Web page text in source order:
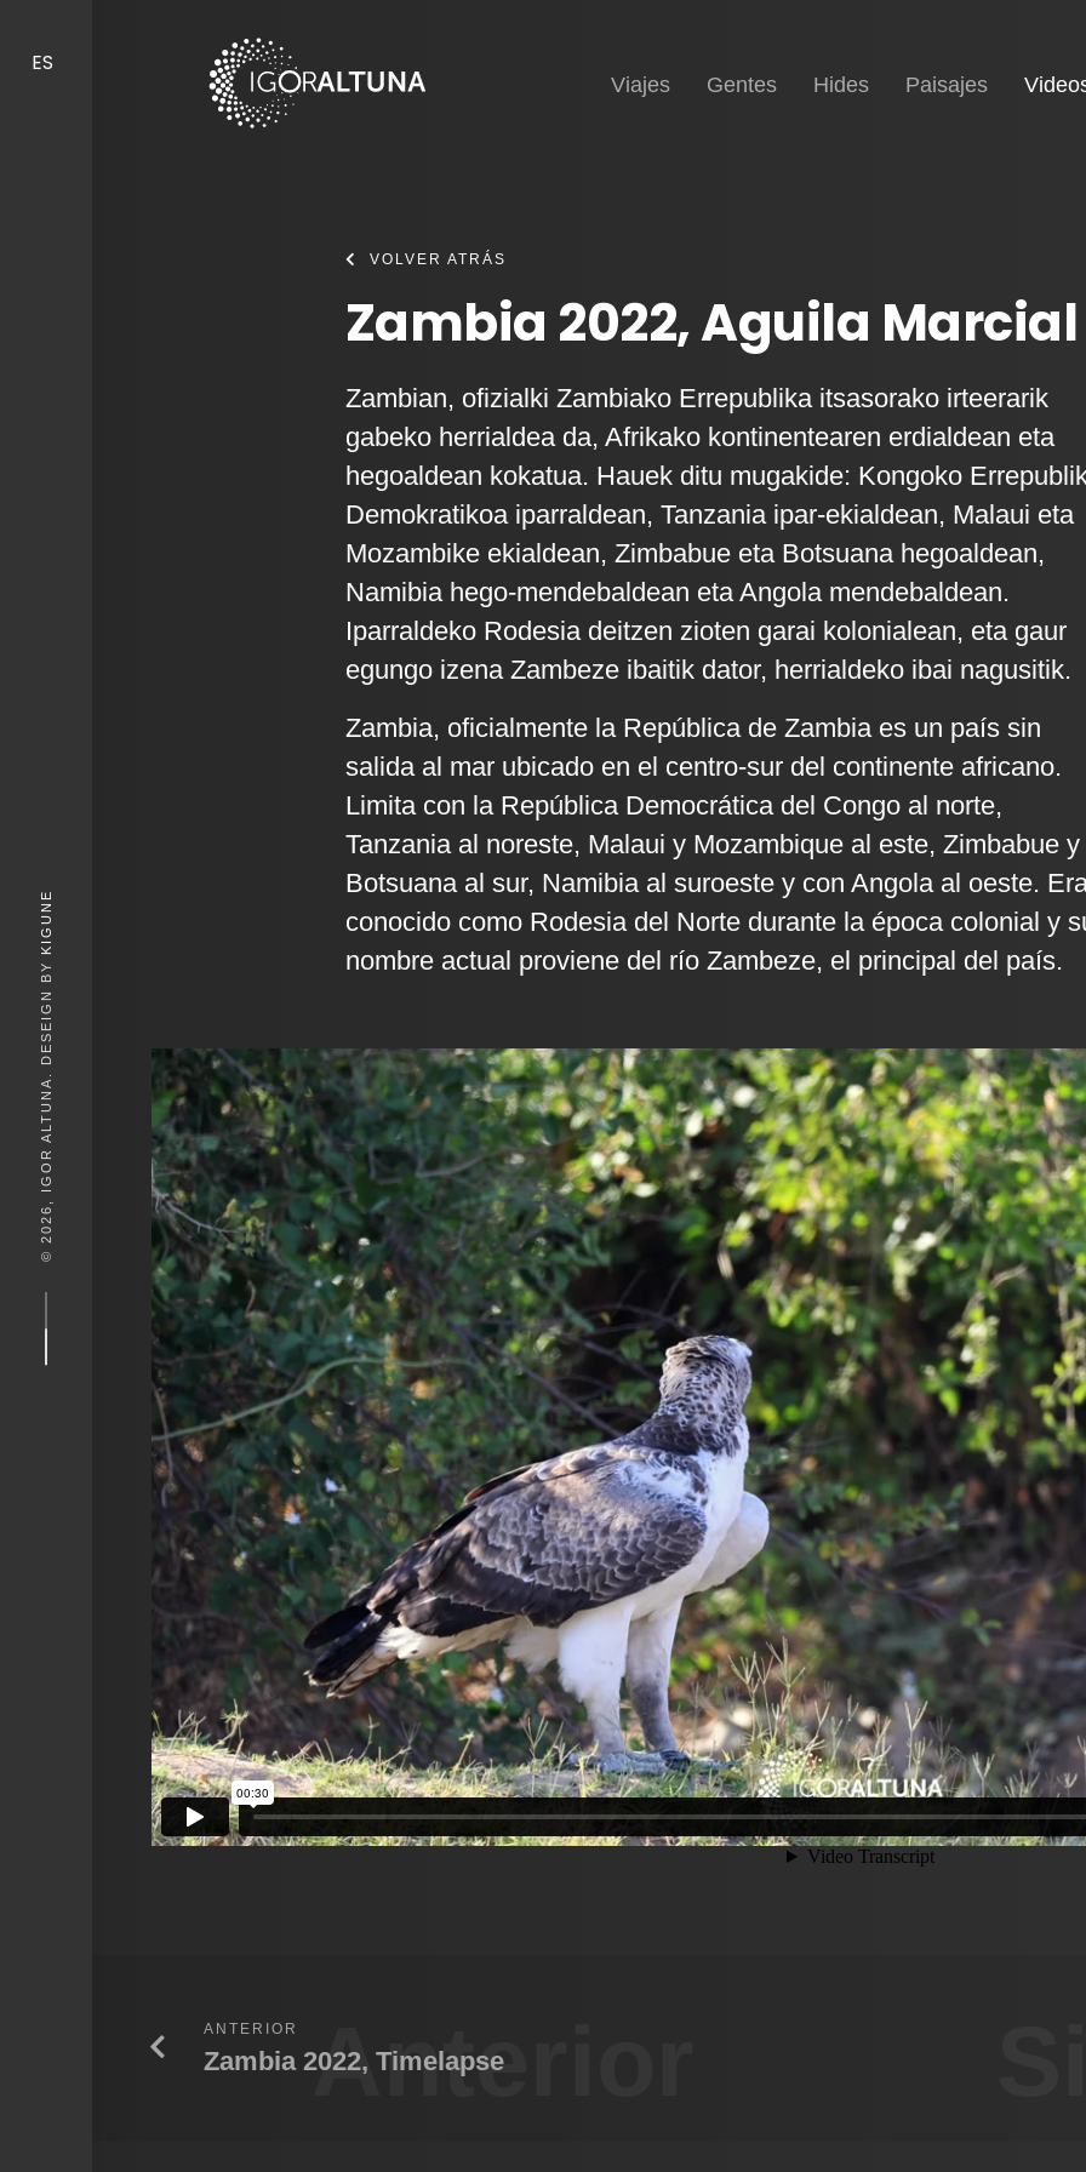
ES
© 2026, IGOR ALTUNA. DESEIGN BY
KIGUNE
Inicio
Viajes Gentes Hides Paisajes
VOLVER ATRÁS
Zambia 2022, Aguila Marcial
Zambian, ofizialki Zambiako Errepublika itsasorako irteerarik
gabeko herrialdea da, Afrikako kontinentearen erdialdean eta
hegoaldean kokatua. Hauek ditu mugakide: Kongoko
Demokratikoa iparraldean, Tanzania ipar-ekialdean, Malaui eta
Mozambike ekialdean, Zimbabue eta Botsuana hegoaldean,
Namibia hego-mendebaldean eta Angola mendebaldean.
Iparraldeko Rodesia deitzen zioten garai kolonialean, eta gaur
egungo izena Zambeze ibaitik dator, herrialdeko ibai nagusitik.
Zambia, oficialmente la República de Zambia es un país sin
salida al mar ubicado en el centro-sur del continente africano.
Limita con la República Democrática del Congo al norte,
Tanzania al noreste, Malaui y Mozambique al este, Zimbabue y
Botsuana al sur, Namibia al suroeste y con Angola al oeste.
conocido como Rodesia del Norte durante la época colonial y
nombre actual proviene del río Zambeze, el principal del país.
Anterior
ANTERIOR
Zambia 2022, Timelapse